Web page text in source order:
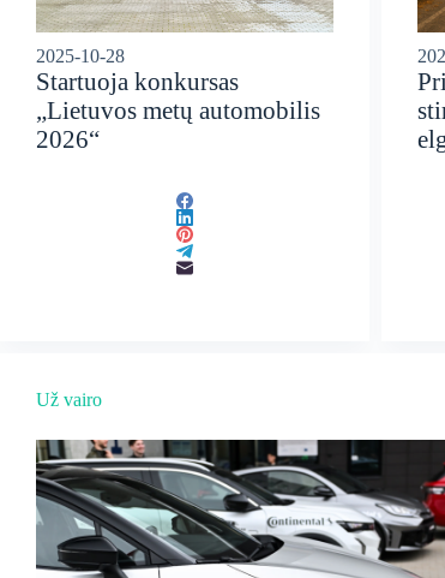
2025-10-28
Startuoja konkursas
„Lietuvos metų automobilis
2026“
Už vairo